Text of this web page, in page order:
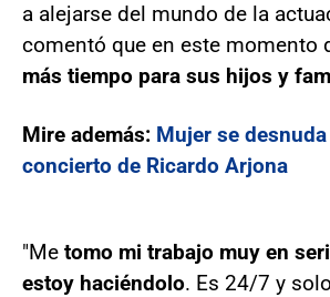
a alejarse del mundo de la
comentó que en este momento
más tiempo para sus hijos y
Mire además: Mujer se
concierto de Ricardo Arjona
"Me tomo mi trabajo muy en
estoy haciéndolo. Es 24/7 y solo